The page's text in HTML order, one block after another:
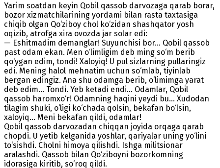
Yarim soatdan keyin Qobil qassob darvozaga qarab borar,
bozor xizmatchilarining yordami bilan rasta taxtasiga
chiqib olgan Qo‘ziboy chol ko‘zidan shashqator yosh
oqizib, atrofga xira ovozda jar solar edi:
— Eshitmadim demanglar! Suyunchisi bor... Qobil qassob
past odam ekan. Men o‘limligim deb ming so‘m berib
qo‘ygan edim, tondi! Xaloyiq! U pul sizlarning pullaringiz
edi. Mening halol mehnatim uchun so‘mlab, tiyinlab
bergan edingiz. Ana shu odamga berib, o‘limimga yarat
deb edim... Tondi. Yeb ketadi endi... Odamlar, Qobil
qassob haromxo‘r! Odamning haqini yeydi bu... Xudodan
tilagim shuki, o‘ligi ko‘chada qolsin, bekafan bo‘lsin,
xaloyiq... Meni bekafan qildi, odamlar!
Qobil qassob darvozadan chiqqan joyida orqaga qarab
chopdi. U yetib kelganida yoshlar, qariyalar uning yo‘lini
to‘sishdi. Cholni himoya qilishdi. Ishga militsionar
aralashdi. Qassob bilan Qo‘ziboyni bozorkomning
idorasiga kiritib, so‘roq qildi.